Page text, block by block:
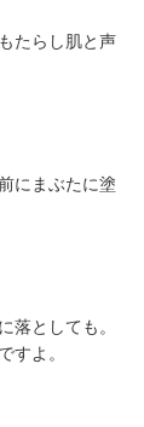
たらし肌と声
にまぶたに塗
としても。
よ。